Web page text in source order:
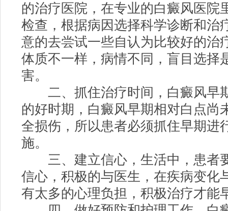
的治疗医院，在专业的白癜风医院
检查，根据病因选择科学诊断和治
意的去尝试一些自认为比较好的治
体质不一样，病情不同，盲目选择
害。
二、抓住治疗时间，白癜风早
的好时期，白癜风早期相对白点尚
全损伤，所以患者必须抓住早期进
施。
三、建立信心，生活中，患者
信心，积极的与医生，在疾病变化
有太多的心理负担，积极治疗才能